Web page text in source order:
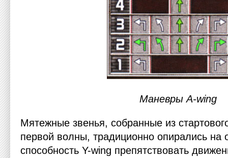
Маневры А-wing
Мятежные звенья, собранные из
первой волны, традиционно опирались
способность Y-wing препятствовать